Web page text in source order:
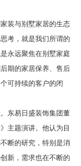
装与别墅家居的生态
考，就是我们所谓的
永远聚焦在别墅家庭
期的家居保养、售后
可持续的客户的闭
东易日盛装饰集团董
主题演讲。他认为目
断的研究，特别是消
新，需求也在不断的